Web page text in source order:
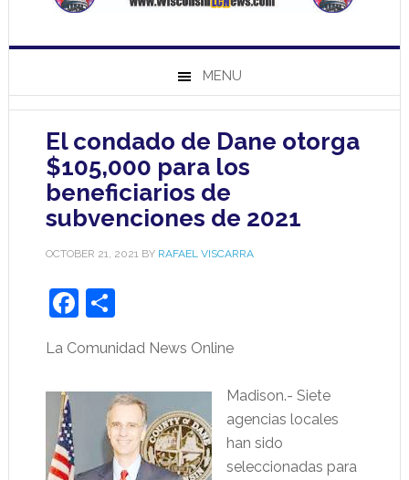
MENU
El condado de Dane otorga
$105,000 para los
beneficiarios de
subvenciones de 2021
OCTOBER 21, 2021BY RAFAEL VISCARRA
Facebook
Share
La Comunidad News Online
Madison.- Siete
agencias locales
han sido
seleccionadas para